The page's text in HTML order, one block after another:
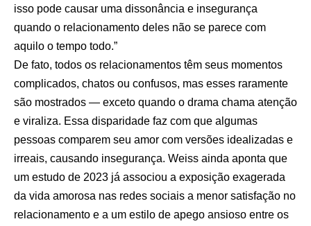
isso pode causar uma dissonância e insegurança
quando o relacionamento deles não se parece com
aquilo o tempo todo.”
De fato, todos os relacionamentos têm seus momentos
complicados, chatos ou confusos, mas esses raramente
são mostrados — exceto quando o drama chama atenção
e viraliza. Essa disparidade faz com que algumas
pessoas comparem seu amor com versões idealizadas e
irreais, causando insegurança. Weiss ainda aponta que
um estudo de 2023 já associou a exposição exagerada
da vida amorosa nas redes sociais a menor satisfação no
relacionamento e a um estilo de apego ansioso entre os